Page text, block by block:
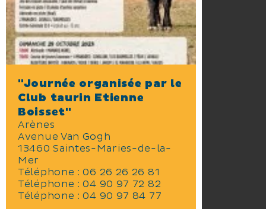
"Journée organisée par le
Club taurin Etienne
Boisset"
Arènes
Avenue Van Gogh
13460 Saintes-Maries-de-la-
Mer
Téléphone :06 26 26 26 81
Téléphone :04 90 97 72 82
Téléphone :04 90 97 84 77